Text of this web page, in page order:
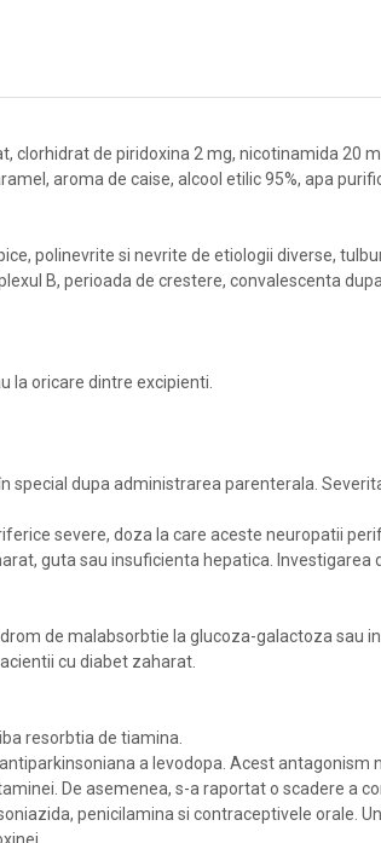
de piridoxina 2 mg, nicotinamida 20
aroma de caise, alcool etilic 95%, apa
polinevrite si nevrite de etiologii diverse,
B, perioada de crestere, convalescenta
la oricare dintre excipienti.
special dupa administrarea parenterala.
severe, doza la care aceste neuropatii
guta sau insuficienta hepatica. Investigarea
de malabsorbtie la glucoza-galactoza sau
cu diabet zaharat.
resorbtia de tiamina.
a levodopa. Acest antagonism
De asemenea, s-a raportat o scadere a
penicilamina si contraceptivele orale.